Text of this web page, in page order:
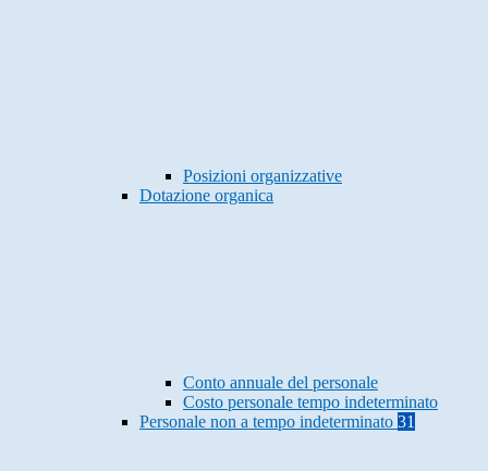
Posizioni organizzative
Dotazione organica
Conto annuale del personale
Costo personale tempo indeterminato
Personale non a tempo indeterminato 31